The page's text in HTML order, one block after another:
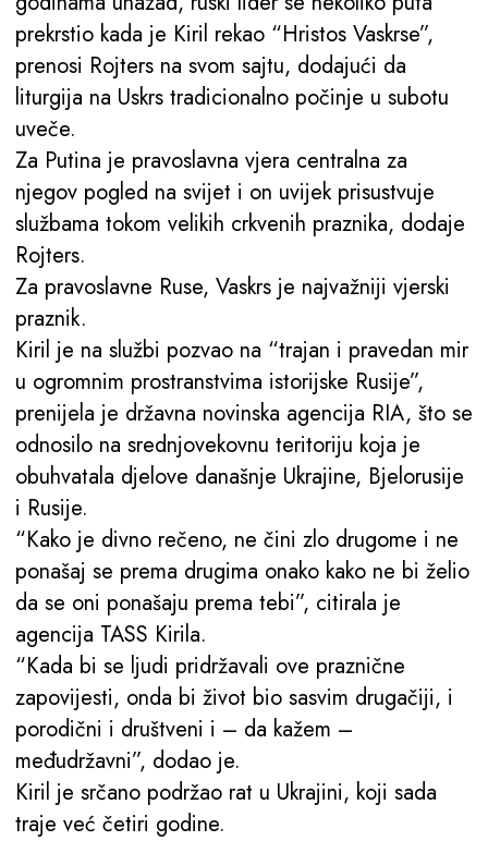
prekrstio kada je Kiril rekao “Hristos Vaskrse”,
prenosi Rojters na svom sajtu, dodajući da
liturgija na Uskrs tradicionalno počinje u subotu
uveče.
Za Putina je pravoslavna vjera centralna za
njegov pogled na svijet i on uvijek prisustvuje
službama tokom velikih crkvenih praznika, dodaje
Rojters.
Za pravoslavne Ruse, Vaskrs je najvažniji vjerski
praznik.
Kiril je na službi pozvao na “trajan i pravedan mir
u ogromnim prostranstvima istorijske Rusije”,
prenijela je državna novinska agencija RIA, što se
odnosilo na srednjovekovnu teritoriju koja je
obuhvatala djelove današnje Ukrajine, Bjelorusije
i Rusije.
“Kako je divno rečeno, ne čini zlo drugome i ne
ponašaj se prema drugima onako kako ne bi želio
da se oni ponašaju prema tebi”, citirala je
agencija TASS Kirila.
“Kada bi se ljudi pridržavali ove praznične
zapovijesti, onda bi život bio sasvim drugačiji, i
porodični i društveni i – da kažem –
međudržavni”, dodao je.
Kiril je srčano podržao rat u Ukrajini, koji sada
traje već četiri godine.